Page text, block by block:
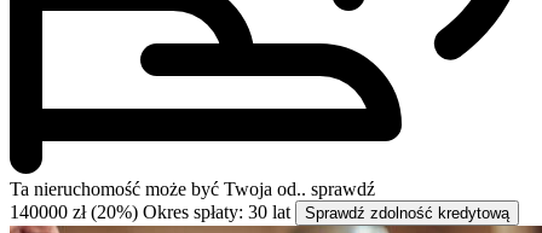
Ta nieruchomość może być Twoja od.. sprawdź
140000 zł (20%) Okres spłaty: 30 lat Sprawdź zdolność kredytową